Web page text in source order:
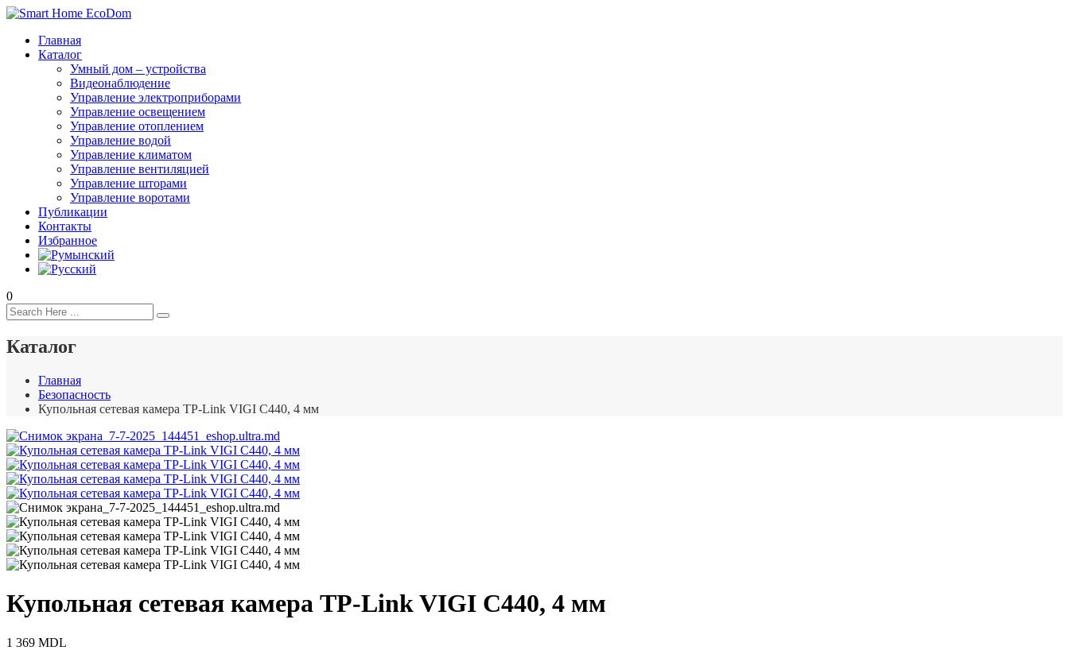
Главная
Каталог
Умный дом – устройства
Видеонаблюдение
Управление электроприборами
Управление освещением
Управление отоплением
Управление водой
Управление климатом
Управление вентиляцией
Управление шторами
Управление воротами
Публикации
Контакты
Избранное
0
Каталог
Главная
Безопасность
Купольная сетевая камера TP-Link VIGI C440, 4 мм
Купольная сетевая камера TP-Link VIGI C440, 4 мм
1 369 MDL